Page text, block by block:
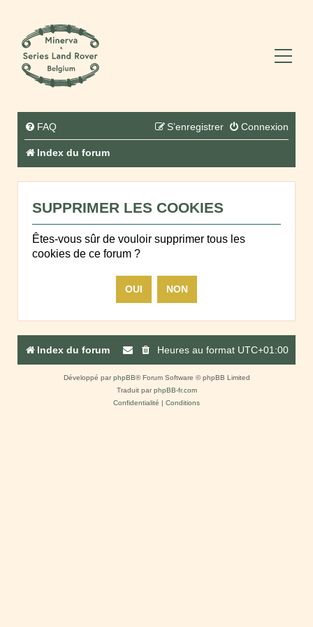
FAQ Connexion
S’enregistrer
Index du forum
SUPPRIMER LES COOKIES
Êtes-vous sûr de vouloir supprimer tous les
cookies de ce forum ?
Index du forum Heures au format UTC+01:00
Développé parphpBB® Forum Software © phpBB Limited
Traduit parphpBB-fr.com
Confidentialité | Conditions